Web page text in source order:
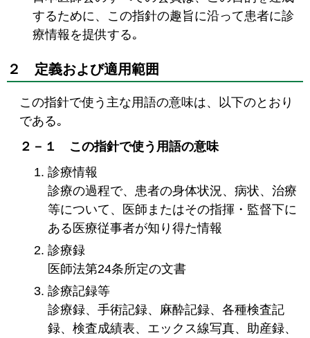
するために、この指針の趣旨に沿って患者に診
療情報を提供する｡
２ 定義および適用範囲
この指針で使う主な用語の意味は、以下のとおり
である｡
２－１ この指針で使う用語の意味
診療情報
診療の過程で、患者の身体状況、病状、治療
等について、医師またはその指揮・監督下に
ある医療従事者が知り得た情報
診療録
医師法第24条所定の文書
診療記録等
診療録、手術記録、麻酔記録、各種検査記
録、検査成績表、エックス線写真、助産録、